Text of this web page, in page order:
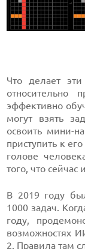
Что делает
эффективно
могут взять
освоить мини-
приступить к
голове
того, что сейчас
В 2019 году
1000 задач.
году,
возможностях
2. Правила там